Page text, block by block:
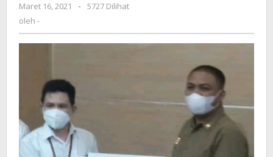
Busel
Penghargaan
Maret 16, 2021
oleh
-
5727 Dilihat
oleh -